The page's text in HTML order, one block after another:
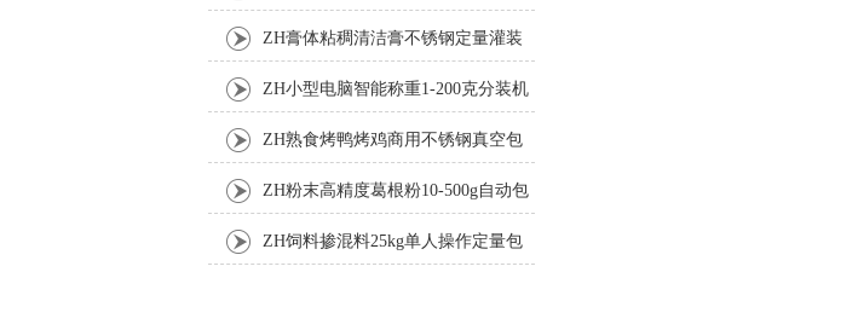
ZH膏体粘稠清洁膏不锈钢定量灌装
机厂家 ZH小型电脑智能称重1-200克分装机
ZH熟食烤鸭烤鸡商用不锈钢真空包
装机 ZH粉末高精度葛根粉10-500g自动包
装机 ZH饲料掺混料25kg单人操作定量包